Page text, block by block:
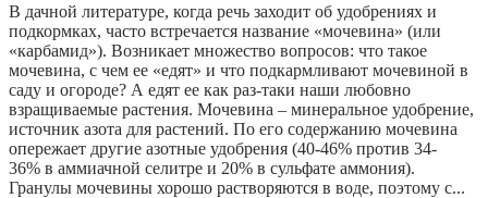
В дачной литературе, когда речь заходит об удобрениях и
подкормках, часто встречается название «мочевина» (или
«карбамид»). Возникает множество вопросов: что такое
мочевина, с чем ее «едят» и что подкармливают мочевиной в
саду и огороде? А едят ее как раз-таки наши любовно
взращиваемые растения. Мочевина – минеральное удобрение,
источник азота для растений. По его содержанию мочевина
опережает другие азотные удобрения (40-46% против 34-
36% в аммиачной селитре и 20% в сульфате аммония).
Гранулы мочевины хорошо растворяются в воде, поэтому с...